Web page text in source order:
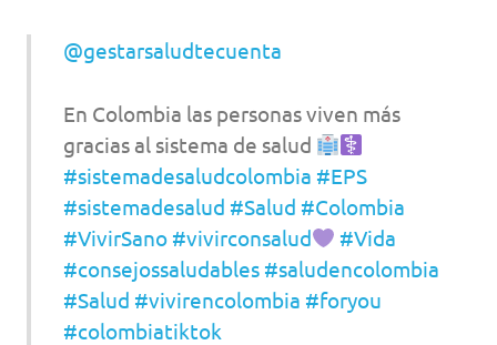
@gestarsaludtecuenta
En Colombia las personas viven más
gracias al sistema de salud
#sistemadesaludcolombia #EPS
#sistemadesalud #Salud #Colombia
#VivirSano #vivirconsalud
#Vida
#consejossaludables #saludencolombia
#Salud #vivirencolombia #foryou
#colombiatiktok